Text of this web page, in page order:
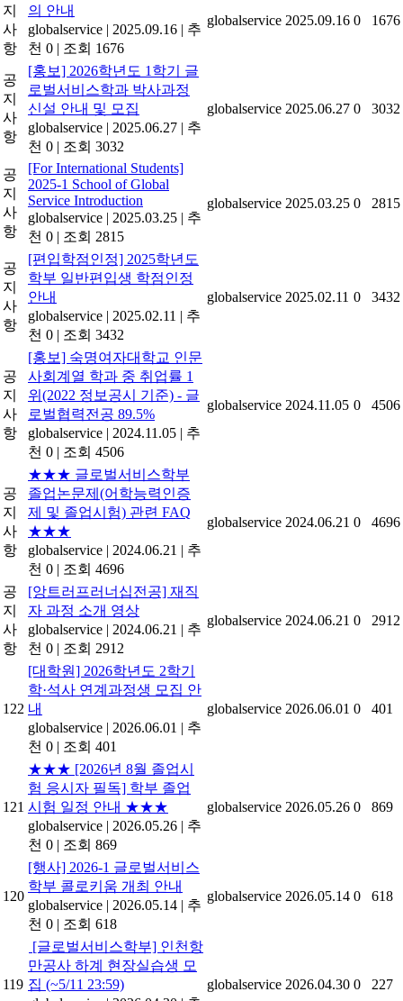
지
사
항
의 안내
globalservice | 2025.09.16 | 추
천 0 | 조회 1676
globalservice 2025.09.16 0 1676
공
지
사
항
[홍보] 2026학년도 1학기 글
로벌서비스학과 박사과정
신설 안내 및 모집
globalservice | 2025.06.27 | 추
천 0 | 조회 3032
globalservice 2025.06.27 0 3032
공
지
사
항
[For International Students]
2025-1 School of Global
Service Introduction
globalservice | 2025.03.25 | 추
천 0 | 조회 2815
globalservice 2025.03.25 0 2815
공
지
사
항
[편입학점인정] 2025학년도
학부 일반편입생 학점인정
안내
globalservice | 2025.02.11 | 추
천 0 | 조회 3432
globalservice 2025.02.11 0 3432
공
지
사
항
[홍보] 숙명여자대학교 인문
사회계열 학과 중 취업률 1
위(2022 정보공시 기준) - 글
로벌협력전공 89.5%
globalservice | 2024.11.05 | 추
천 0 | 조회 4506
globalservice 2024.11.05 0 4506
공
지
사
항
★★★ 글로벌서비스학부
졸업논문제(어학능력인증
제 및 졸업시험) 관련 FAQ
★★★
globalservice | 2024.06.21 | 추
천 0 | 조회 4696
globalservice 2024.06.21 0 4696
공
지
사
항
[앙트러프러너십전공] 재직
자 과정 소개 영상
globalservice | 2024.06.21 | 추
천 0 | 조회 2912
globalservice 2024.06.21 0 2912
122
[대학원] 2026학년도 2학기
학·석사 연계과정생 모집 안
내
globalservice | 2026.06.01 | 추
천 0 | 조회 401
globalservice 2026.06.01 0 401
121
★★★ [2026년 8월 졸업시
험 응시자 필독] 학부 졸업
시험 일정 안내 ★★★
globalservice | 2026.05.26 | 추
천 0 | 조회 869
globalservice 2026.05.26 0 869
120
[행사] 2026-1 글로벌서비스
학부 콜로키움 개최 안내
globalservice | 2026.05.14 | 추
천 0 | 조회 618
globalservice 2026.05.14 0 618
119
[글로벌서비스학부] 인천항
만공사 하계 현장실습생 모
집 (~5/11 23:59)
globalservice 2026.04.30 0 227